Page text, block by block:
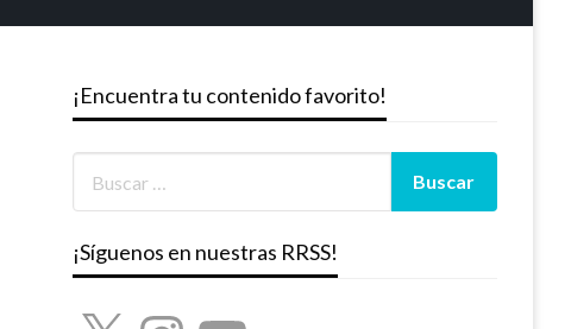
¡Encuentra tu contenido favorito!
¡Síguenos en nuestras RRSS!
X InstagramYouTube